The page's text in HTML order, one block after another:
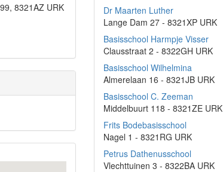
8321AZ URK
Dr Maarten Luther
Lange Dam 27 - 8321XP URK
Basisschool Harmpje Visser
Clausstraat 2 - 8322GH URK
Basisschool Wilhelmina
Almerelaan 16 - 8321JB URK
Basisschool C. Zeeman
Middelbuurt 118 - 8321ZE URK
Frits Bodebasisschool
Nagel 1 - 8321RG URK
Petrus Dathenusschool
Vlechttuinen 3 - 8322BA URK